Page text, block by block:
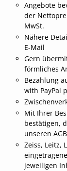
Angebote
der
MwSt.
Nähere
E-Mail
Gern
förmliches
Bezahlung
with PayPal
Mit Ihrer
bestätigen,
unseren
Zeiss, Leitz,
jeweiligen